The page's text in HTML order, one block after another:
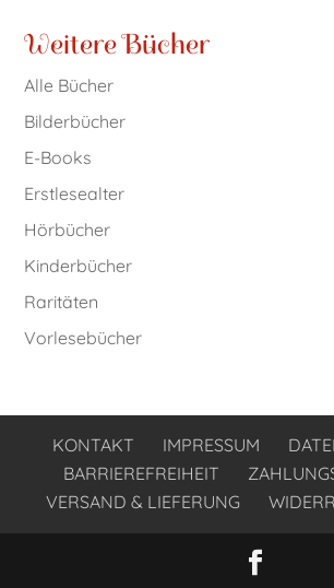
Weitere Bücher
Alle Bücher
Bilderbücher
E-Books
Erstlesealter
Hörbücher
Kinderbücher
Raritäten
Vorlesebücher
KONTAKT IMPRESSUM
BARRIEREFREIHEIT
VERSAND & LIEFERUNG